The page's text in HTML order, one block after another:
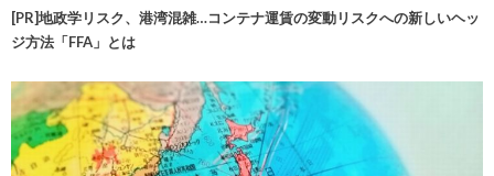
[PR]地政学リスク、港湾混雑…コンテナ運賃の変動リスクへの新しいヘッ
ジ方法「FFA」とは